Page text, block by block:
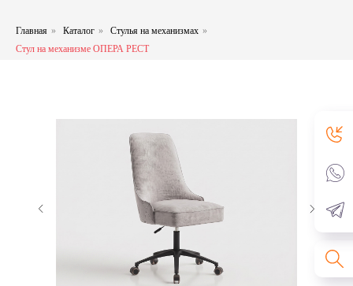
Главная » Каталог » Стулья на механизмах »
Стул на механизме ОПЕРА РЕСТ